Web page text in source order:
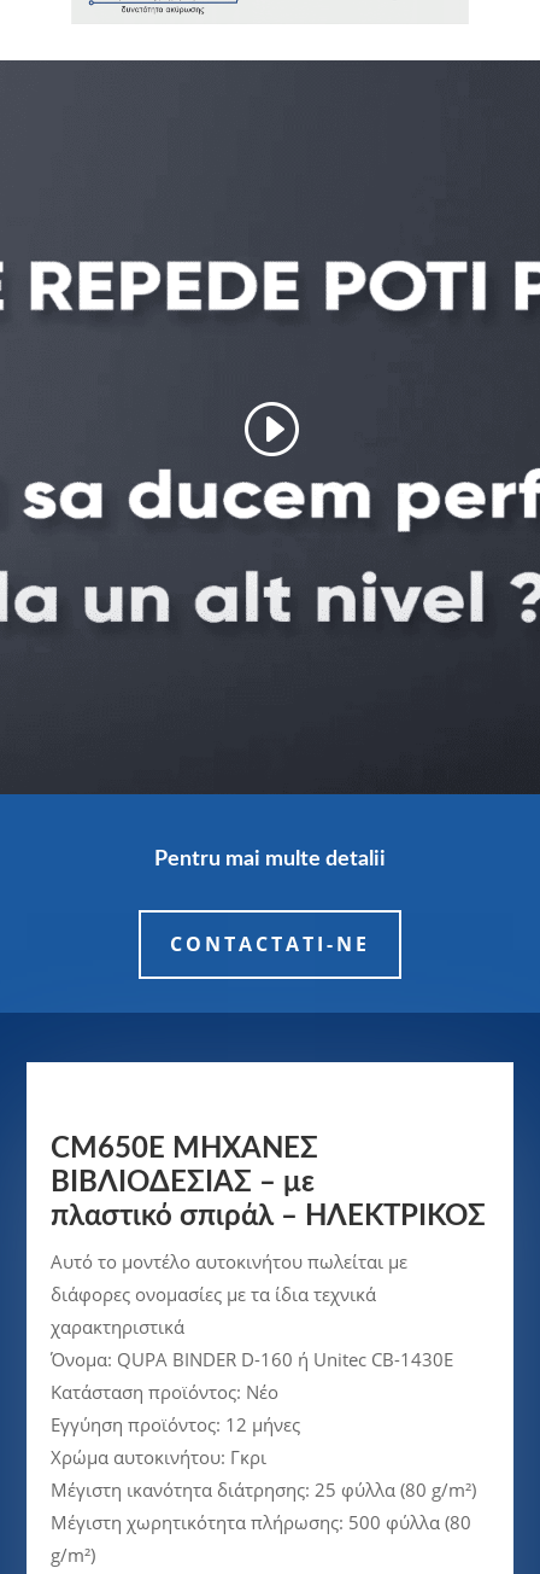
Pentru mai multe detalii
CONTACTATI-NE
CM650E ΜΗΧΑΝΕΣ
ΒΙΒΛΙΟΔΕΣΙΑΣ – με
πλαστικό σπιράλ – ΗΛΕΚΤΡΙΚΟΣ
Αυτό το μοντέλο αυτοκινήτου πωλείται με
διάφορες ονομασίες με τα ίδια τεχνικά
χαρακτηριστικά
Όνομα: QUPA BINDER D-160 ή Unitec CB-1430E
Κατάσταση προϊόντος: Νέο
Εγγύηση προϊόντος: 12 μήνες
Χρώμα αυτοκινήτου: Γκρι
Μέγιστη ικανότητα διάτρησης: 25 φύλλα (80 g/m²)
Μέγιστη χωρητικότητα πλήρωσης: 500 φύλλα (80
g/m²)